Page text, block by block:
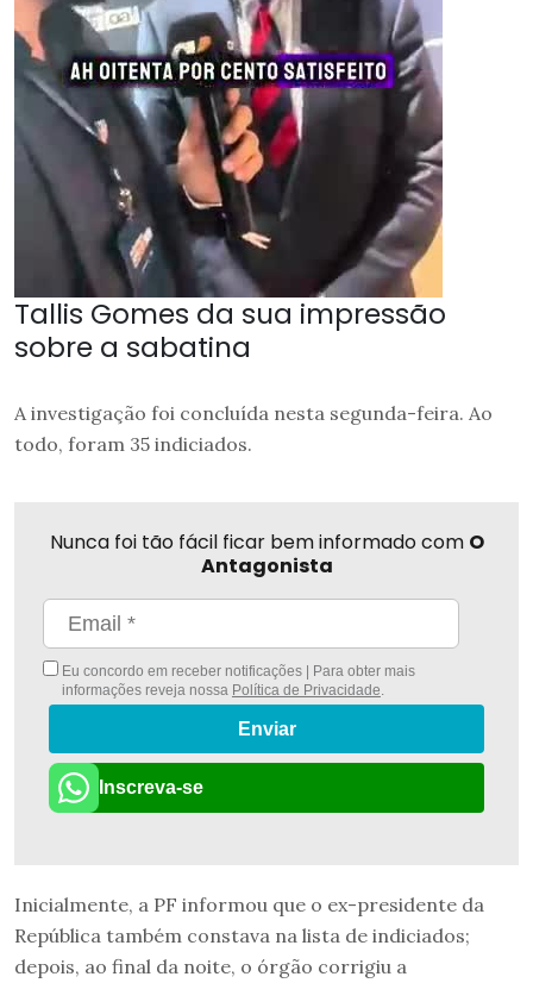
Tallis Gomes da sua impressão
sobre a sabatina
A investigação foi concluída nesta segunda-feira. Ao
todo, foram 35 indiciados.
Nunca foi tão fácil ficar bem informado com O
Antagonista
Eu concordo em receber notificações | Para obter mais
informações reveja nossa Política de Privacidade.
Enviar
Inscreva-se
Inicialmente, a PF informou que o ex-presidente da
República também constava na lista de indiciados;
depois, ao final da noite, o órgão corrigiu a